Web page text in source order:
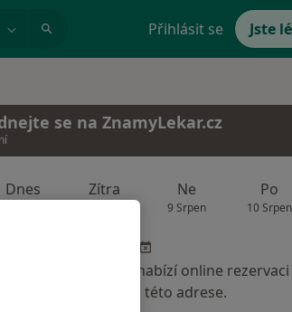
Přihlásit se Jste
se na ZnamyLekar.cz
Dnes Zítra Ne
9 Srpen
Po
10 Srpen
Tento specialista nenabízí online rezervaci
termínu na této adrese.